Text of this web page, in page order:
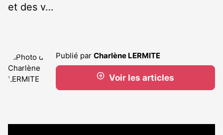
et des v…
Publié par Charlène LERMITE
Voir les articles